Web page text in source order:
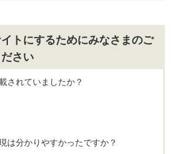
トにするためにみなさまのご
さい
されていましたか？
は分かりやすかったですか？